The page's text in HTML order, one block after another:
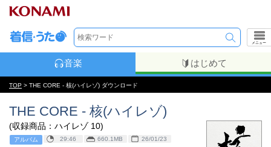
メニュー
音楽 はじめて
TOP > THE CORE - 核(ハイレゾ) ダウンロード
THE CORE - 核(ハイレゾ)
(収録商品：ハイレゾ 10)
アルバム 29:46 660.1MB 26/01/23